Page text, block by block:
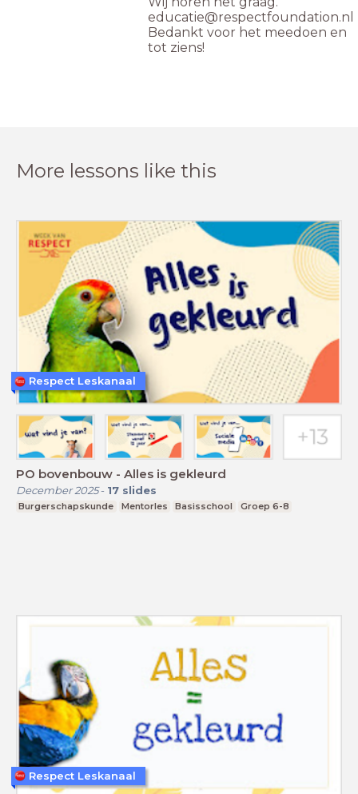
educatie@respectfoundation.nl
Bedankt voor het meedoen en
tot ziens!
More lessons like this
PO bovenbouw - Alles is gekleurd
December 2025- 17 slides
Burgerschapskunde Mentorles Basisschool Groep 6-8
Respect Leskanaal
Respect Leskanaal